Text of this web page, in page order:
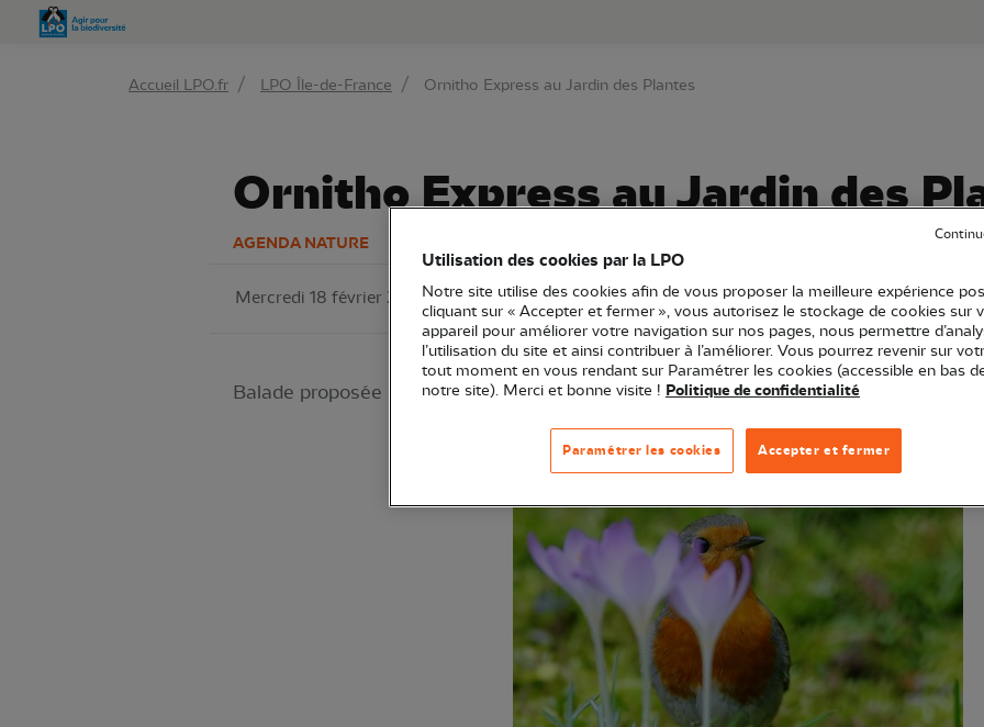
Aller à la
Accueil LPO.fr LPO Île-de-France Ornitho Express au Jardin des Plantes
Ornitho Express au Jardin des
AGENDA NATURE
Mercredi 18 février 2026 LPO Île-de-France Sortie nature 75 - Paris
Balade proposée par Philippe Maintigneux
Utilisation des cookies par la LPO
Notre site utilise des cookies afin de vous proposer la meilleure expérience
cliquant sur « Accepter et fermer », vous autorisez le stockage de cookies sur
appareil pour améliorer votre navigation sur nos pages, nous permettre
l’utilisation du site et ainsi contribuer à l’améliorer. Vous pourrez revenir sur
tout moment en vous rendant sur Paramétrer les cookies (accessible en bas
notre site). Merci et bonne visite ! Politique de confidentialité
Accepter et fermer
Paramétrer les cookies